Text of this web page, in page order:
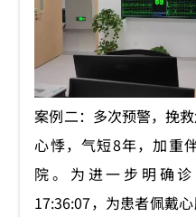
案例二：多次预警，挽
心悸，气短8年，加重
院。为进一步明确
17:36:07，为患者佩戴